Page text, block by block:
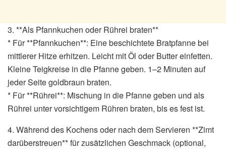
3. **Als Pfannkuchen oder Rührei braten**
* Für **Pfannkuchen**: Eine beschichtete Bratpfanne bei
mittlerer Hitze erhitzen. Leicht mit Öl oder Butter einfetten.
Kleine Teigkreise in die Pfanne geben. 1–2 Minuten auf
jeder Seite goldbraun braten.
* Für **Rührei**: Mischung in die Pfanne geben und als
Rührei unter vorsichtigem Rühren braten, bis es fest ist.
4. Während des Kochens oder nach dem Servieren **Zimt
darüberstreuen** für zusätzlichen Geschmack (optional,